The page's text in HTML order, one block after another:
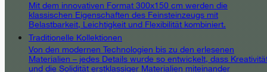
Mit dem innovativen Format 300x150 cm werden die
klassischen Eigenschaften des Feinsteinzeugs mit
Belastbarkeit, Leichtigkeit und Flexibilität kombiniert.
Traditionelle Kollektionen
Von den modernen Technologien bis zu den erlesenen
Materialien – jedes Details wurde so entwickelt, dass
und die Solidität erstklassiger Materialien miteinander